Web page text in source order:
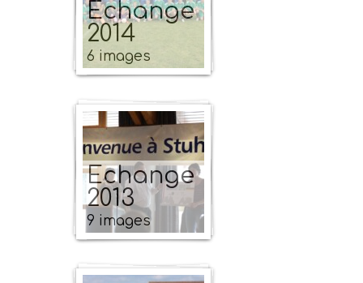
Echange
2014
6 images
Echange
2013
9 images